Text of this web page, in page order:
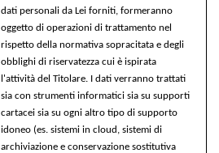
dati personali da Lei forniti, formeranno
oggetto di operazioni di trattamento nel
rispetto della normativa sopracitata e degli
obblighi di riservatezza cui è ispirata
l'attività del Titolare. I dati verranno trattati
sia con strumenti informatici sia su supporti
cartacei sia su ogni altro tipo di supporto
idoneo (es. sistemi in cloud, sistemi di
archiviazione e conservazione sostitutiva